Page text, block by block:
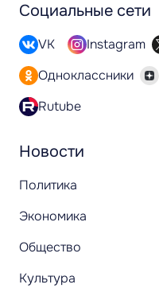
Новости
Политика
Экономика
Общество
Культура
Социальные сети
VK Instagram
Одноклассники
Rutube